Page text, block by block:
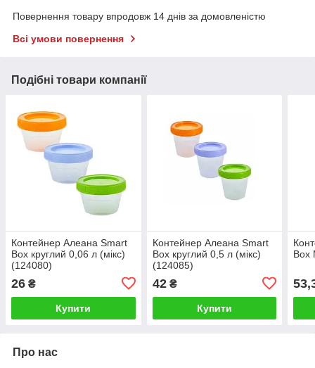
Повернення товару впродовж 14 днів за домовленістю
Всі умови повернення
Подібні товари компанії
Контейнер Алеана Smart
Box круглий 0,06 л (мікс)
(124080)
26 ₴
Купити
Контейнер Алеана Smart
Box круглий 0,5 л (мікс)
(124085)
42₴
Купити
Box
Про нас